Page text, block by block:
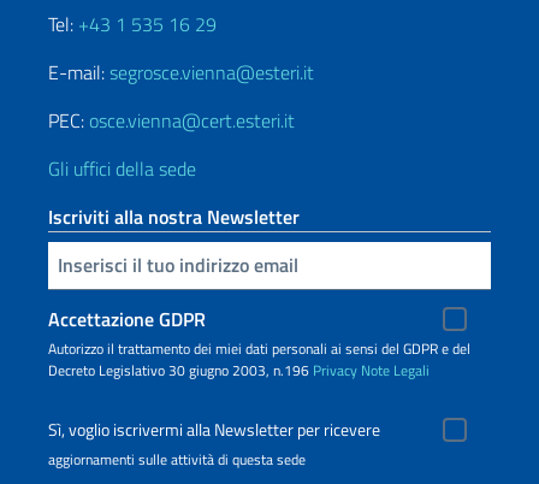
Tel: +43 1 535 16 29
E-mail:segrosce.vienna@esteri.it
PEC: osce.vienna@cert.esteri.it
Gli uffici della sede
Iscriviti alla nostra Newsletter
Inserisci la tua email
Accettazione GDPR
Autorizzo il trattamento dei miei dati personali ai sensi del GDPR e del
Decreto Legislativo 30 giugno 2003, n.196 Privacy Note Legali
Sì, voglio iscrivermi alla Newsletter per ricevere
aggiornamenti sulle attività di questa sede